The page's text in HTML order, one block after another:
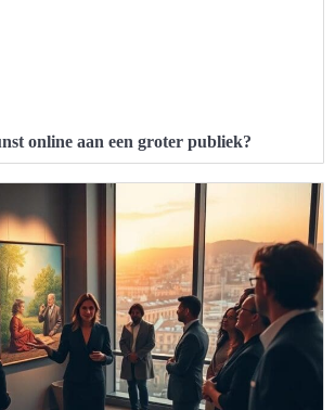
online aan een groter publiek?